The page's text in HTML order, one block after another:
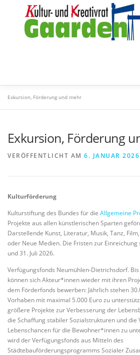
MITGLIEDER KONTAKT
Exkursion, Förderung und mehr
Exkursion, Förderung
VERÖFFENTLICHT AM 6. JANUAR 2026
Kulturförderung
Kulturstiftung des Bundes für die Allgemeine
Projekte aus allen künstlerischen Sparten
Darstellende Kunst, Literatur, Musik, Tanz,
oder Neue Medien. Die Fristen zur Einreichung
und 31. Juli 2026.
Verfügungsfonds Neumühlen-Dietrichsdorf.
können sich Akteur*innen wieder mit ihren
dem Förderfonds bewerben: Jährlich stehen
Vorhaben mit maximal 5.000 Euro zu
größere Projekte zur Verbesserung der
die Schaffung stabiler Sozialstrukturen und die
Lebenschancen für die Bewohner*innen zu
wird der Verfügungsfonds aus Mitteln des
Städtebauförderungsprogramms Sozialer